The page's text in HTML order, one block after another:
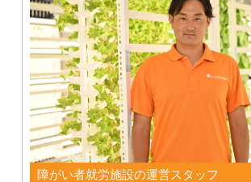
障がい者就労施設の運営スタッフ